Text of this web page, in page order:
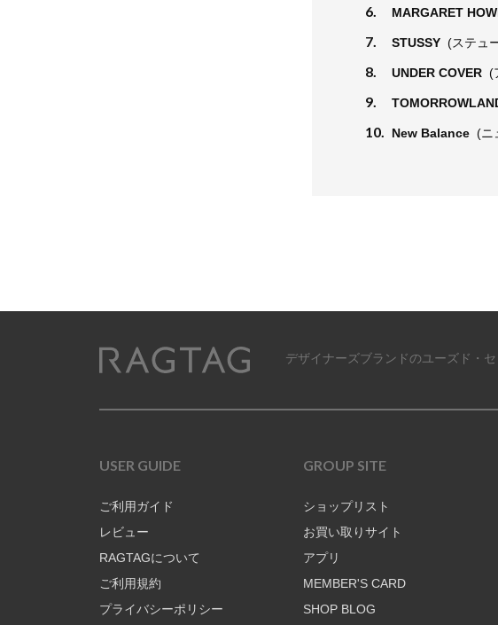
6. MARGARET
7. STUSSY (ステュ
8. UNDER COVER (
9.
10. New Balance (ニ
デザイナーズブランドのユーズド・
USER GUIDE
ご利用ガイド
レビュー
RAGTAGについて
ご利用規約
プライバシーポリシー
GROUP SITE
ショップリスト
お買い取りサイト
アプリ
MEMBER'S CARD
SHOP BLOG